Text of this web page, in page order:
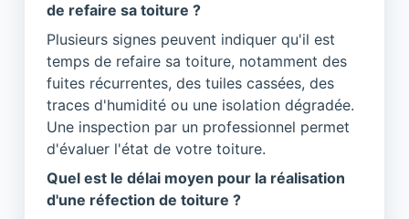
de refaire sa toiture ?
Plusieurs signes peuvent indiquer qu'il est
temps de refaire sa toiture, notamment des
fuites récurrentes, des tuiles cassées, des
traces d'humidité ou une isolation dégradée.
Une inspection par un professionnel permet
d'évaluer l'état de votre toiture.
Quel est le délai moyen pour la réalisation
d'une réfection de toiture ?